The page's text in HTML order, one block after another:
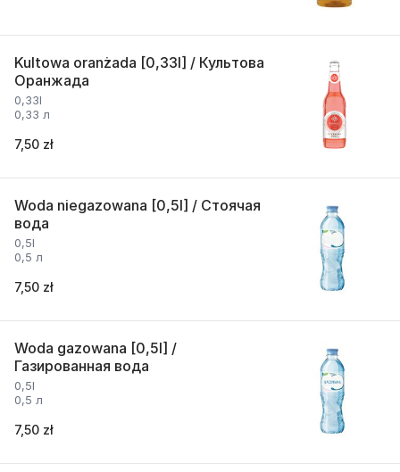
Kultowa oranżada [0,33l] / Культова
Оранжада
0,33l
0,33 л
7,50 zł
Woda niegazowana [0,5l] / Стоячая
вода
0,5l
0,5 л
7,50 zł
Woda gazowana [0,5l] /
Газированная вода
0,5l
0,5 л
7,50 zł